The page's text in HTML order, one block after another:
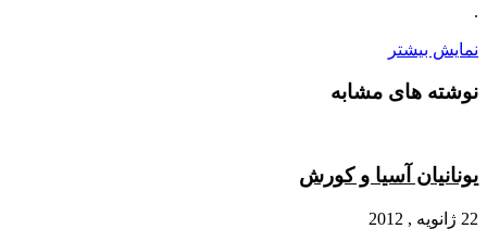
.
نمایش بیشتر
نوشته های مشابه
یونانیان آسیا و کورش
22 ژانویه , 2012